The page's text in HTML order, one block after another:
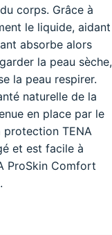
corps. Grâce à
le liquide, aidant
absorbe alors
la peau sèche,
la peau respirer.
naturelle de la
en place par le
protection TENA
et est facile à
ProSkin Comfort